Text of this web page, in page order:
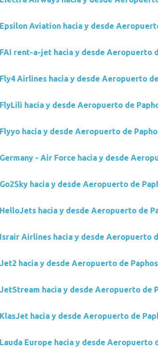
Aviation hacia y desde
rent-a-jet hacia y desde Aeropuerto
Airlines hacia y desde Aeropuerto de
hacia y desde Aeropuerto de
hacia y desde Aeropuerto de
- Air Force hacia y desde
hacia y desde Aeropuerto de
hacia y desde Aeropuerto de
Airlines hacia y desde Aeropuerto
hacia y desde Aeropuerto de Paphos
hacia y desde Aeropuerto de
hacia y desde Aeropuerto de
Europe hacia y desde Aeropuerto